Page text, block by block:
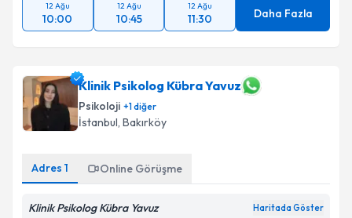
12 Ağu
10:00
12 Ağu
10:45
12 Ağu
11:30 Daha Fazla
Klinik Psikolog Kübra Yavuz
Psikoloji +1diğer
İstanbul, Bakırköy
Adres 1 Online Görüşme
Klinik Psikolog Kübra Yavuz Haritada Göster